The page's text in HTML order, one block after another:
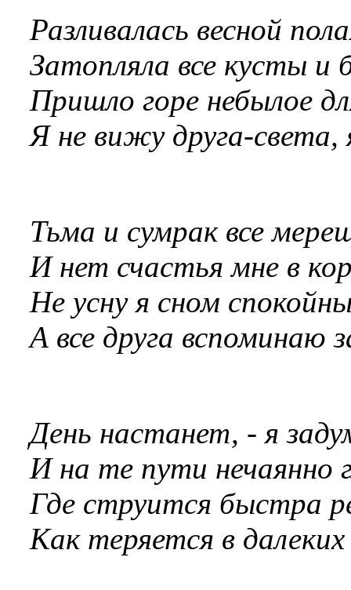
Разливалась весной
Затопляла все кусты и
Пришло горе небылое
Я не вижу друга-света,
Тьма и сумрак все
И нет счастья мне в
Не усну я сном
А все друга вспоминаю
День настанет, - я
И на те пути нечаянно
Где струится быстра
Как теряется в